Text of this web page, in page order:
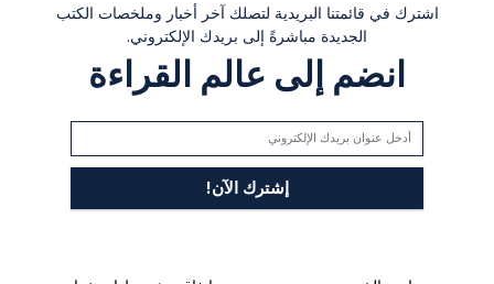
اشترك في قائمتنا البريدية لتصلك آخر أخبار وملخصات الكتب
الجديدة مباشرةً إلى بريدك الإلكتروني.
انضم إلى عالم القراءة